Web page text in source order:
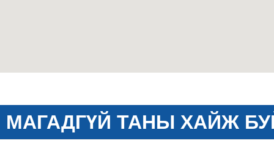
МАГАДГҮЙ ТАНЫ ХАЙЖ